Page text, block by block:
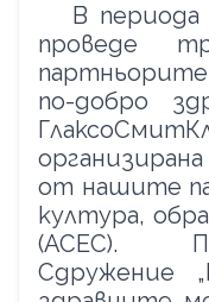
В периода
проведе
по-добро
от нашите
култура,
(ACEC).
Сдружение